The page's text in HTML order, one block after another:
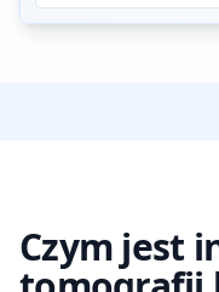
Czym jest